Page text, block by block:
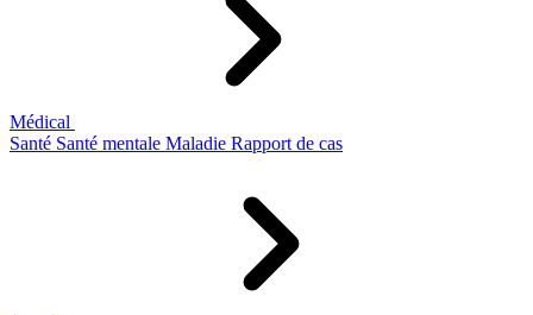
Médical
Santé Santé mentale Maladie Rapport de cas